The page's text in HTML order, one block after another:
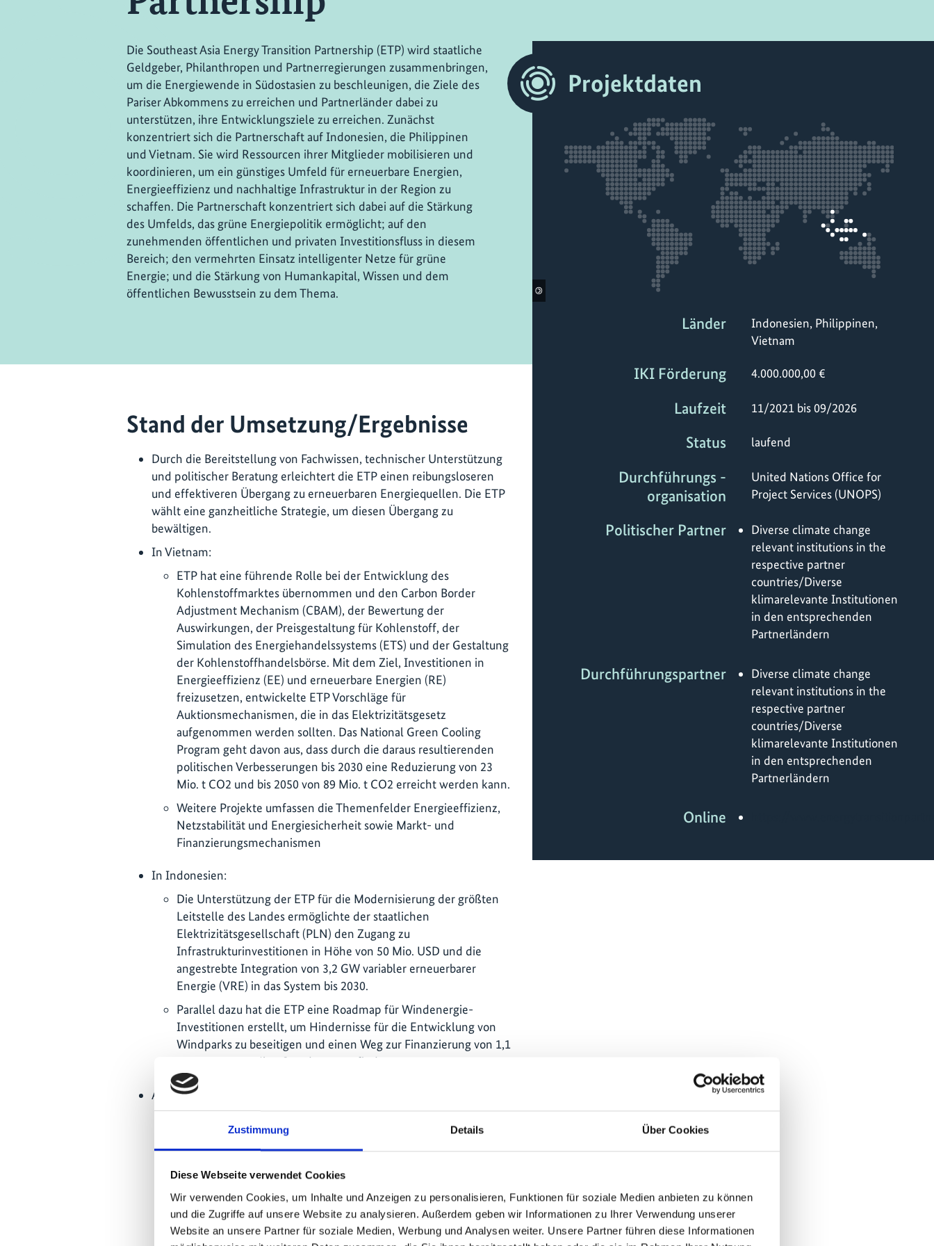
Zustimmung Details Über Cookies
Diese Webseite verwendet Cookies
Wir verwenden Cookies, um Inhalte und Anzeigen zu personalisieren, Funktionen für soziale Medien anbieten zu können
und die Zugriffe auf unsere Website zu analysieren. Außerdem geben wir Informationen zu Ihrer Verwendung unserer
Website an unsere Partner für soziale Medien, Werbung und Analysen weiter. Unsere Partner führen diese Informationen
Die Southeast Asia Energy Transition Partnership (ETP) wird staatliche
Geldgeber, Philanthropen und Partnerregierungen zusammenbringen,
um die Energiewende in Südostasien zu beschleunigen, die Ziele des
Pariser Abkommens zu erreichen und Partnerländer dabei zu
unterstützen, ihre Entwicklungsziele zu erreichen. Zunächst
konzentriert sich die Partnerschaft auf Indonesien, die Philippinen
und Vietnam. Sie wird Ressourcen ihrer Mitglieder mobilisieren und
koordinieren, um ein günstiges Umfeld für erneuerbare Energien,
Energieeffizienz und nachhaltige Infrastruktur in der Region zu
schaffen. Die Partnerschaft konzentriert sich dabei auf die Stärkung
des Umfelds, das grüne Energiepolitik ermöglicht; auf den
zunehmenden öffentlichen und privaten Investitionsfluss in diesem
Bereich; den vermehrten Einsatz intelligenter Netze für grüne
Energie; und die Stärkung von Humankapital, Wissen und dem
öffentlichen Bewusstsein zu dem Thema.
Projektdaten
©
Länder
Indonesien, Philippinen,
Vietnam
IKI Förderung 4.000.000,00 €
Laufzeit 11/2021 bis 09/2026
Status laufend
Durchführungs -
organisation
United Nations Office for
Project Services (UNOPS)
Politischer Partner
Diverse climate change
relevant institutions in the
respective partner
countries/Diverse
klimarelevante Institutionen
in den entsprechenden
Partnerländern
Durchführungspartner
Diverse climate change
relevant institutions in the
respective partner
countries/Diverse
klimarelevante Institutionen
in den entsprechenden
Partnerländern
Online
Stand der Umsetzung/Ergebnisse
Durch die Bereitstellung von Fachwissen, technischer Unterstützung
und politischer Beratung erleichtert die ETP einen reibungsloseren
und effektiveren Übergang zu erneuerbaren Energiequellen. Die ETP
wählt eine ganzheitliche Strategie, um diesen Übergang zu
bewältigen.
In Vietnam:
ETP hat eine führende Rolle bei der Entwicklung des
Kohlenstoffmarktes übernommen und den Carbon Border
Adjustment Mechanism (CBAM), der Bewertung der
Auswirkungen, der Preisgestaltung für Kohlenstoff, der
Simulation des Energiehandelssystems (ETS) und der Gestaltung
der Kohlenstoffhandelsbörse. Mit dem Ziel, Investitionen in
Energieeffizienz (EE) und erneuerbare Energien (RE)
freizusetzen, entwickelte ETP Vorschläge für
Auktionsmechanismen, die in das Elektrizitätsgesetz
aufgenommen werden sollten. Das National Green Cooling
Program geht davon aus, dass durch die daraus resultierenden
politischen Verbesserungen bis 2030 eine Reduzierung von 23
Mio. t CO2 und bis 2050 von 89 Mio. t CO2 erreicht werden kann.
Weitere Projekte umfassen die Themenfelder Energieeffizienz,
Netzstabilität und Energiesicherheit sowie Markt- und
Finanzierungsmechanismen
In Indonesien:
Die Unterstützung der ETP für die Modernisierung der größten
Leitstelle des Landes ermöglichte der staatlichen
Elektrizitätsgesellschaft (PLN) den Zugang zu
Infrastrukturinvestitionen in Höhe von 50 Mio. USD und die
angestrebte Integration von 3,2 GW variabler erneuerbarer
Energie (VRE) in das System bis 2030.
Parallel dazu hat die ETP eine Roadmap für Windenergie-
Investitionen erstellt, um Hindernisse für die Entwicklung von
Windparks zu beseitigen und einen Weg zur Finanzierung von 1,1
GW an potenziellen Standorten zu finden.
Auf den Philippinen:
Übertragungsnetze befasst, indem sie alternative
Verwaltungsoptionen vorstellte und einen Fahrplan für die
Integration intelligenter Netzinnovationen aufstellte.
Für die Verteilungnetzebene hat ETP ein Programm zur
Steuerung der Nachfrageseite (Demand Side Management, DSM)
initiiert und damit den Startschuss für die landesweite